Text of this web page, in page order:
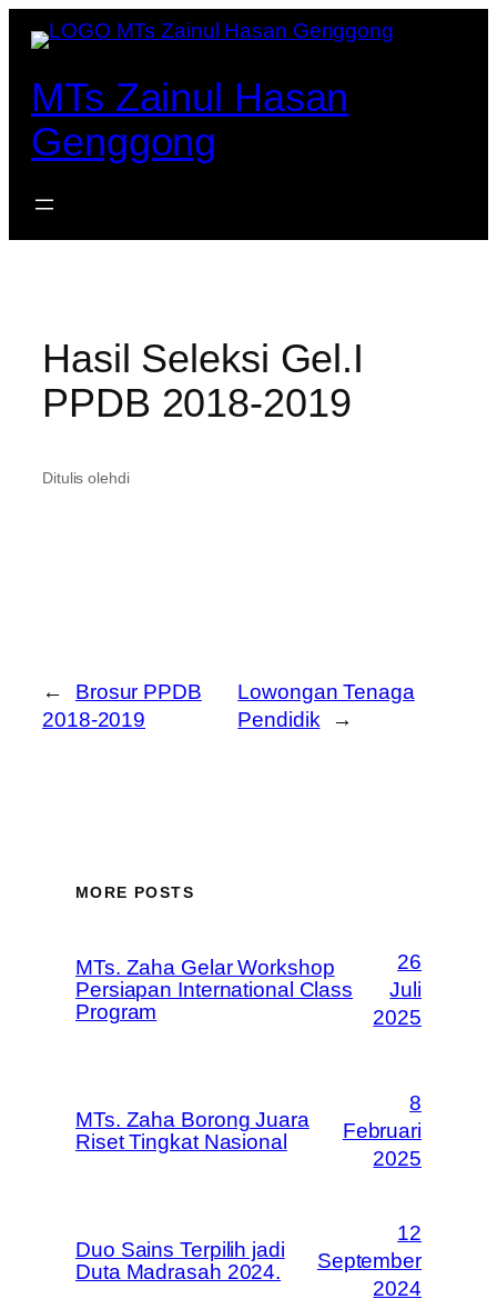
Lewati
MTs Zainul Hasan
Genggong
Hasil Seleksi Gel.I
PPDB 2018-2019
Ditulis olehdi
←
Brosur PPDB
2018-2019
Lowongan Tenaga
Pendidik
→
MORE POSTS
MTs. Zaha Gelar Workshop
Persiapan International Class
Program
26
Juli
2025
MTs. Zaha Borong Juara
Riset Tingkat Nasional
8
Februari
2025
Duo Sains Terpilih jadi
Duta Madrasah 2024.
12
September
2024